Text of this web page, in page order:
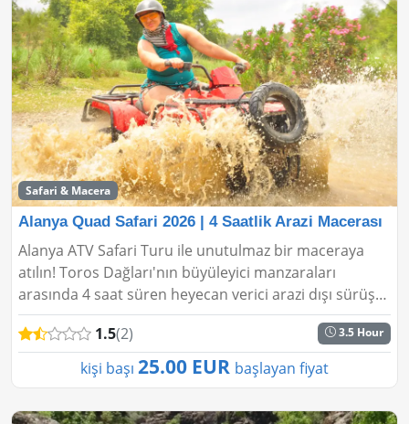
Safari & Macera
Alanya Quad Safari 2026 | 4 Saatlik Arazi Macerası
Alanya ATV Safari Turu ile unutulmaz bir maceraya
atılın! Toros Dağları'nın büyüleyici manzaraları
arasında 4 saat süren heyecan verici arazi dışı sürüş
deneyimi yaşayın. İster acemi ister deneyimli bi...
1.5(2) 3.5 Hour
kişi başı 25.00 EUR başlayan fiyat